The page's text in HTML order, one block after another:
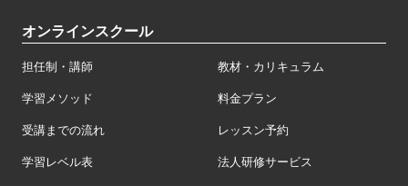
オンラインスクール
担任制・講師 教材・カリキュラム
学習メソッド 料金プラン
受講までの流れ レッスン予約
学習レベル表 法人研修サービス